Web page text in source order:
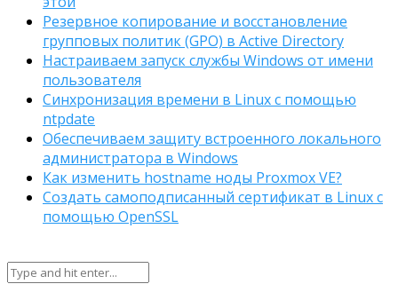
Резервное копирование и восстановление
групповых политик (GPO) в Active Directory
Настраиваем запуск службы Windows от имени
пользователя
Синхронизация времени в Linux с помощью
ntpdate
Обеспечиваем защиту встроенного локального
администратора в Windows
Как изменить hostname ноды Proxmox VE?
Создать самоподписанный сертификат в Linux с
помощью OpenSSL